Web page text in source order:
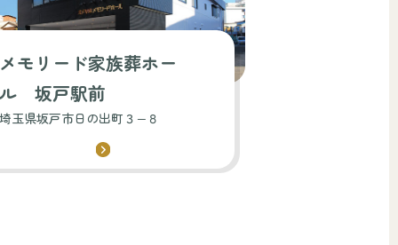
モリード家族葬ホー
坂戸駅前
玉県坂戸市日の出町３−８